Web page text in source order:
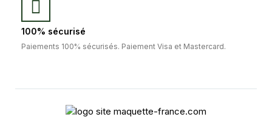
100% sécurisé
Paiements 100% sécurisés. Paiement Visa et Mastercard.